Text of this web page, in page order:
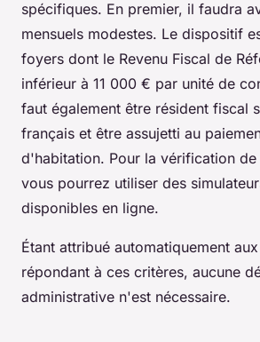
spécifiques. En premier, il faudra
mensuels modestes. Le dispositif
foyers dont le Revenu Fiscal de
inférieur à 11 000 € par unité de
faut également être résident fiscal
français et être assujetti au
d'habitation. Pour la vérification
vous pourrez utiliser des
disponibles en ligne.
Étant attribué automatiquement
répondant à ces critères, aucune
administrative n'est nécessaire.